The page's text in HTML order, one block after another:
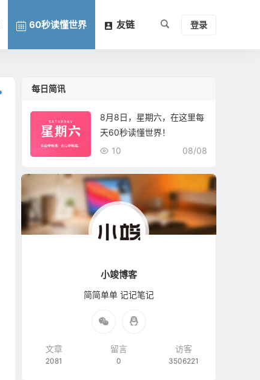
60秒读懂世界 友链 登录
每日简讯
8月8日，星期六，在这里每
天60秒读懂世界！
08/08
10
小竣博客
简简单单 记记笔记
文章
2081
留言
0
访客
3506221